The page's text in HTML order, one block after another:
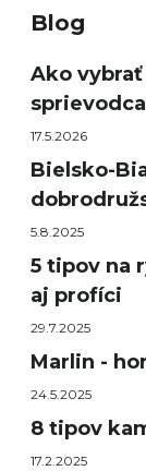
Blog
Ako
17.5.2026
Bielsko-
5.8.2025
5 tipov na
aj profíci
29.7.2025
Marlin -
24.5.2025
8 tipov
17.2.2025